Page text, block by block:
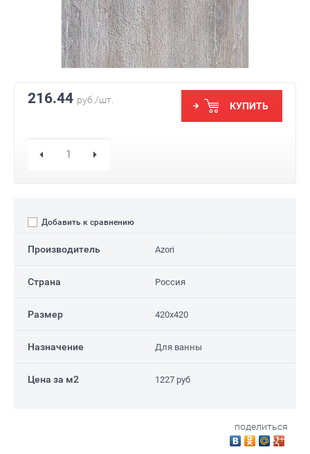
216.44 руб./шт.
КУПИТЬ
Добавить к сравнению
Производитель Azori
Страна Россия
Размер 420x420
Назначение Для ванны
Цена за м2 1227 руб
поделиться